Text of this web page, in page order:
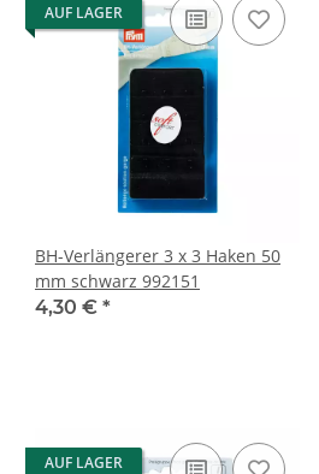
AUF LAGER
BH-Verlängerer 3 x 3 Haken 50
mm schwarz 992151
4,30 € *
AUF LAGER